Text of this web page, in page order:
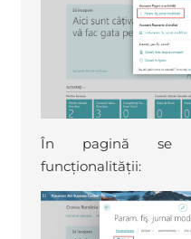
În pagină se
funcționalității: